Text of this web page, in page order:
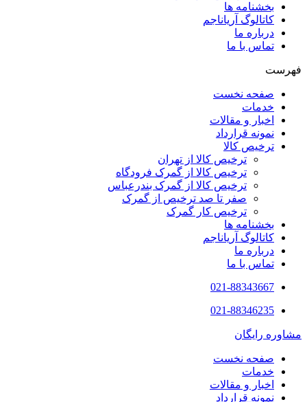
بخشنامه ها
کاتالوگ آریاناجم
درباره ما
تماس با ما
فهرست
صفحه نخست
خدمات
اخبار و مقالات
نمونه قرارداد
ترخیص کالا
ترخیص کالا از تهران
ترخیص کالا از گمرک فرودگاه
ترخیص کالا از گمرک بندرعباس
صفر تا صد ترخیص از گمرک
ترخیص کار گمرک
بخشنامه ها
کاتالوگ آریاناجم
درباره ما
تماس با ما
021-88343667
021-88346235
مشاوره رایگان
صفحه نخست
خدمات
اخبار و مقالات
نمونه قرارداد